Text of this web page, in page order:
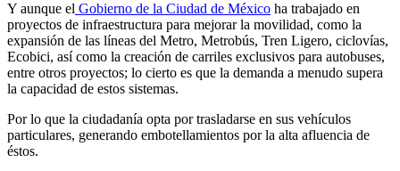
Y aunque el Gobierno de la Ciudad de México ha trabajado en
proyectos de infraestructura para mejorar la movilidad, como la
expansión de las líneas del Metro, Metrobús, Tren Ligero, ciclovías,
Ecobici, así como la creación de carriles exclusivos para autobuses,
entre otros proyectos; lo cierto es que la demanda a menudo supera
la capacidad de estos sistemas.
Por lo que la ciudadanía opta por trasladarse en sus vehículos
particulares, generando embotellamientos por la alta afluencia de
éstos.